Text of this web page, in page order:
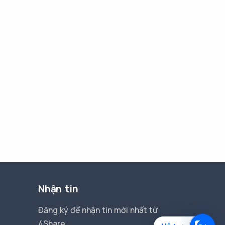
Nhận tin
Đăng ký để nhận tin mới nhất từ